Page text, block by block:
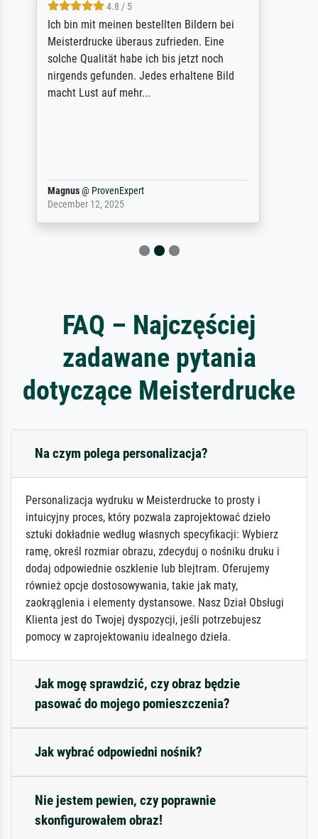
5 / 5
Rundum positive Erfahrung. Die Ausführung
des Auftrags hat eine Weile gedauert, die
angekündigte Lieferzeit wurde aber
letztlich sogar etwas unterschritten. Die
Qualität des Papiers und des Drucks
Dr.@ProvenExpert
February 3, 2026
FAQ – Najczęściej
zadawane pytania
dotyczące Meisterdrucke
Na czym polega personalizacja?
Personalizacja wydruku w Meisterdrucke to prosty i
intuicyjny proces, który pozwala zaprojektować dzieło
sztuki dokładnie według własnych specyfikacji: Wybierz
ramę, określ rozmiar obrazu, zdecyduj o nośniku druku i
dodaj odpowiednie oszklenie lub blejtram. Oferujemy
również opcje dostosowywania, takie jak maty,
zaokrąglenia i elementy dystansowe. Nasz Dział Obsługi
Klienta jest do Twojej dyspozycji, jeśli potrzebujesz
pomocy w zaprojektowaniu idealnego dzieła.
Jak mogę sprawdzić, czy obraz będzie
pasować do mojego pomieszczenia?
Jak wybrać odpowiedni nośnik?
Nie jestem pewien, czy poprawnie
skonfigurowałem obraz!